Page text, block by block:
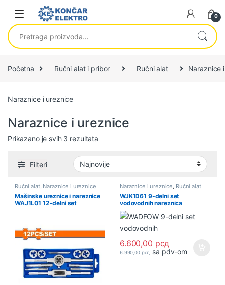
Skip to navigation
Skip to content
0
Pretraga za:
Početna Ručni alat i pribor Ručni alat Naraznice
Naraznice i ureznice
Naraznice i ureznice
Prikazano je svih 3 rezultataSortirano po najnovijem
Filteri
Ručni alat, Naraznice i ureznice
Mašinske ureznice i nareznice
WAJ1L01 12-delni set
Naraznice i ureznice, Ručni alat
WJK1D61 9-delni set
vodovodnih nareznica
WADFOW
6.600,00 рсд
6.990,00рсд sa pdv-om